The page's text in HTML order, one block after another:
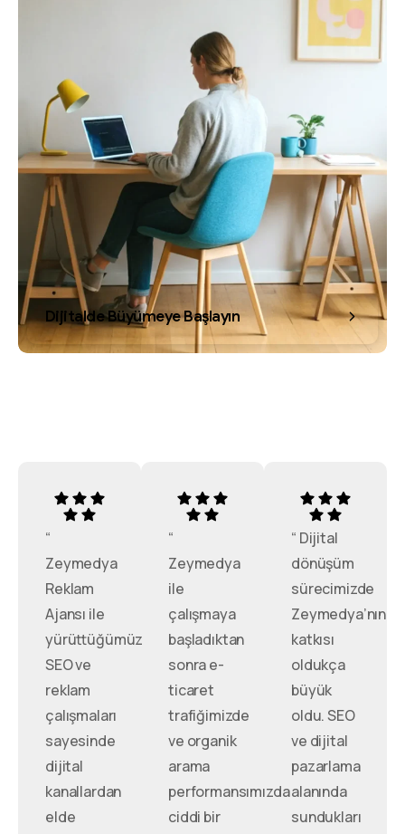
Dijitalde Büyümeye Başlayın
“
Zeymedya
Reklam
Ajansı ile
yürüttüğümüz
SEO ve
reklam
çalışmaları
sayesinde
dijital
kanallardan
elde
“
Zeymedya
ile
çalışmaya
başladıktan
sonra e-
ticaret
trafiğimizde
ve organik
arama
performansımızda
ciddi bir
“ Dijital
dönüşüm
sürecimizde
Zeymedya’nın
katkısı
oldukça
büyük
oldu. SEO
ve dijital
pazarlama
alanında
sundukları